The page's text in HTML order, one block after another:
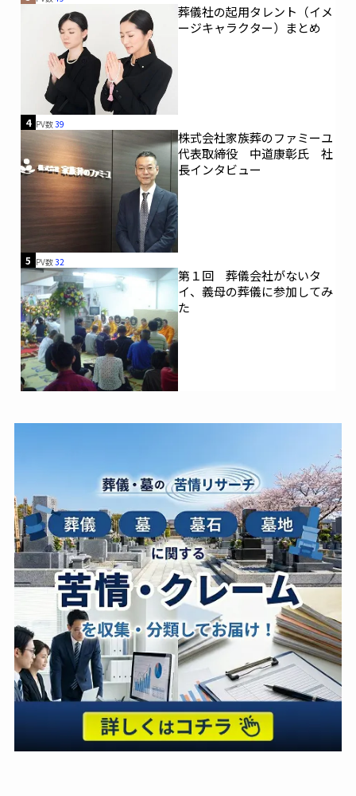
葬儀社の起用タレント（イメ
ージキャラクター）まとめ
4 PV数39
株式会社家族葬のファミーユ
代表取締役 中道康彰氏 社
長インタビュー
5 PV数32
第１回 葬儀会社がないタ
イ、義母の葬儀に参加してみ
た